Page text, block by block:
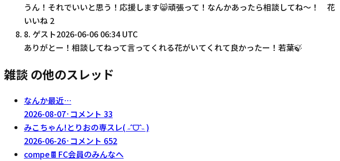
うん！それでいいと思う！応援します😸頑張って！なんかあったら相談してね〜！ 花
いいね 2
8. ゲスト2026-06-06 06:34 UTC
ありがとー！相談してねって言ってくれる花がいてくれて良かったー！若葉🍃
雑談 の他のスレッド
なんか最近…
2026-08-07· コメント 33
みこちゃん!とりおの専スレ( ˶ˆᗜˆ˵ )
2026-06-26· コメント 652
compe🍫FC会員のみんなへ